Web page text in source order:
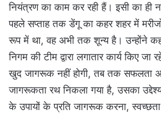
नियंत्रण का काम कर रही हैं। इसी का ही
पहले सप्ताह तक डेंगू का कहर शहर में
रूप में था, वह अभी तक शून्य है। उन्होंने
निगम की टीम द्वारा लगातार कार्य किए
खुद जागरूक नहीं होगी, तब तक सफलता
जागरूकता रथ निकला गया है, उसका
के उपायों के प्रति जागरूक करना,